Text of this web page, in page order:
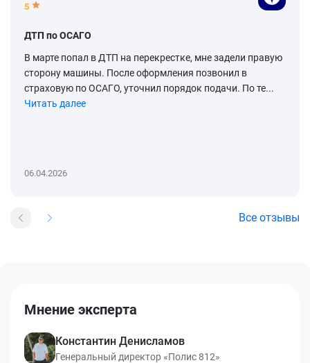
5
ДТП по ОСАГО
В марте попал в ДТП на перекрестке, мне задели правую
сторону машины. После оформления позвонил в
страховую по ОСАГО, уточнил порядок подачи. По те...
Читать далее
06.04.2026
Все отзывы
Мнение эксперта
Константин Денисламов
Генеральный директор «Полис 812»